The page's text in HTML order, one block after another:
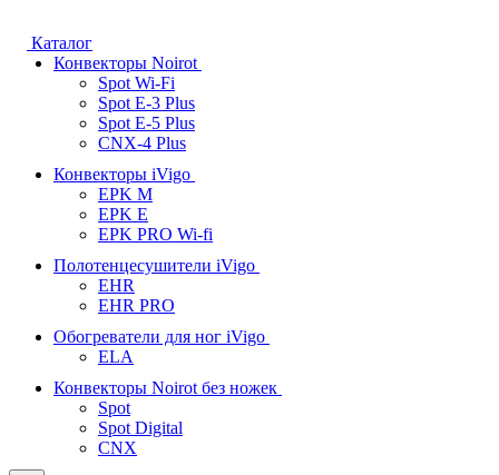
Каталог
Конвекторы Noirot
Spot Wi-Fi
Spot E-3 Plus
Spot E-5 Plus
CNX-4 Plus
Конвекторы iVigo
EPK M
EPK E
EPK PRO Wi-fi
Полотенцесушители iVigo
EHR
EHR PRO
Обогреватели для ног iVigo
ELA
Конвекторы Noirot без ножек
Spot
Spot Digital
CNX